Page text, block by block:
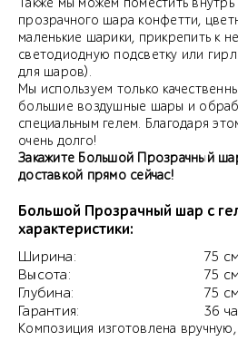
прозрачного шара конфетти,
маленькие шарики, прикрепить к
светодиодную подсветку или
для шаров).
Мы используем только
большие воздушные шары и
специальным гелем. Благодаря
очень долго!
Закажите Большой Прозрачный
доставкой прямо сейчас!
Большой Прозрачный шар с
характеристики:
Ширина:
Высота:
Глубина:
Гарантия:
75 см
75 см
75 см
36
Композиция изготовлена